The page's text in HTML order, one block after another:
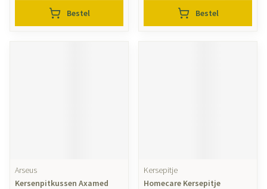
Bestel Bestel
Arseus
Kersenpitkussen Axamed
Kersepitje
Homecare Kersepitje